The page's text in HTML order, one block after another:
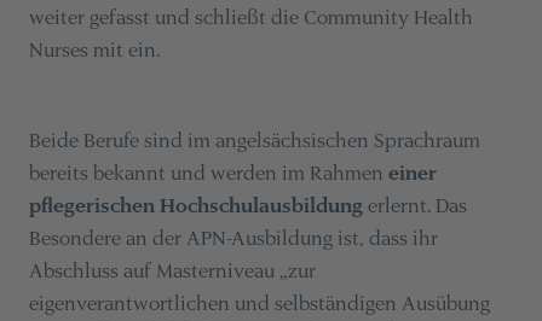
weiter gefasst und schließt die Community Health
Nurses mit ein.
Beide Berufe sind im angelsächsischen Sprachraum
bereits bekannt und werden im Rahmen einer
pflegerischen Hochschulausbildung erlernt. Das
Besondere an der APN-Ausbildung ist, dass ihr
Abschluss auf Masterniveau „zur
eigenverantwortlichen und selbständigen Ausübung